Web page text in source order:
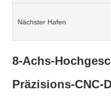
Nächster Hafen
8-Achs-
Präzisions-CNC-